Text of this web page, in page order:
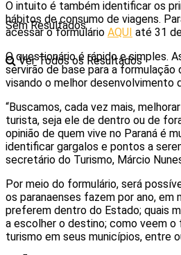
Sem Resultados
Ver Todos os Resultados
O intuito é também identificar os
hábitos de consumo de viagens.
acessar o formulário AQUI até 31
O questionário é rápido e simples.
servirão de base para a
visando o melhor desenvolvimento
“Buscamos, cada vez mais,
turista, seja ele de dentro ou de
opinião de quem vive no Paraná é
identificar gargalos e pontos a
secretário do Turismo, Márcio
Por meio do formulário, será
os paranaenses fazem por ano, em
preferem dentro do Estado; quais
a escolher o destino; como veem
turismo em seus municípios, entre